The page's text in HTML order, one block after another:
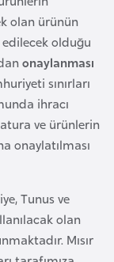
olan ürünün
olduğu
onaylanması
sınırları
ihracı
ve ürünlerin
onaylatılması
Tunus ve
olan
Mısır